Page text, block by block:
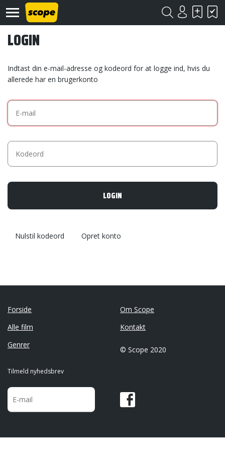
Kontakt
©
2020
LOGIN
Indtast din e-mail-adresse og kodeord for at logge ind, hvis du
allerede har en brugerkonto
Nulstil kodeord Opret konto
Forside
Alle film
Genrer
Om Scope
Kontakt
© Scope 2020
Tilmeld nyhedsbrev